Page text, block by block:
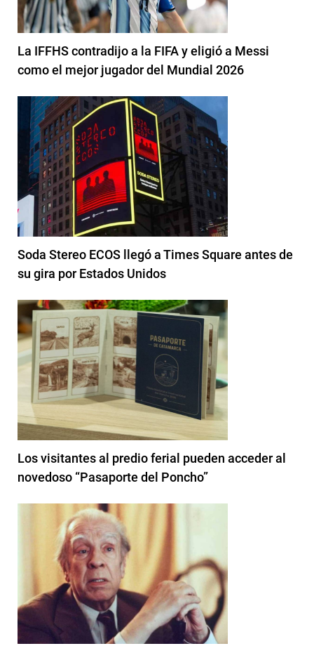
La IFFHS contradijo a la FIFA y eligió a Messi
como el mejor jugador del Mundial 2026
Soda Stereo ECOS llegó a Times Square antes de
su gira por Estados Unidos
Los visitantes al predio ferial pueden acceder al
novedoso “Pasaporte del Poncho”